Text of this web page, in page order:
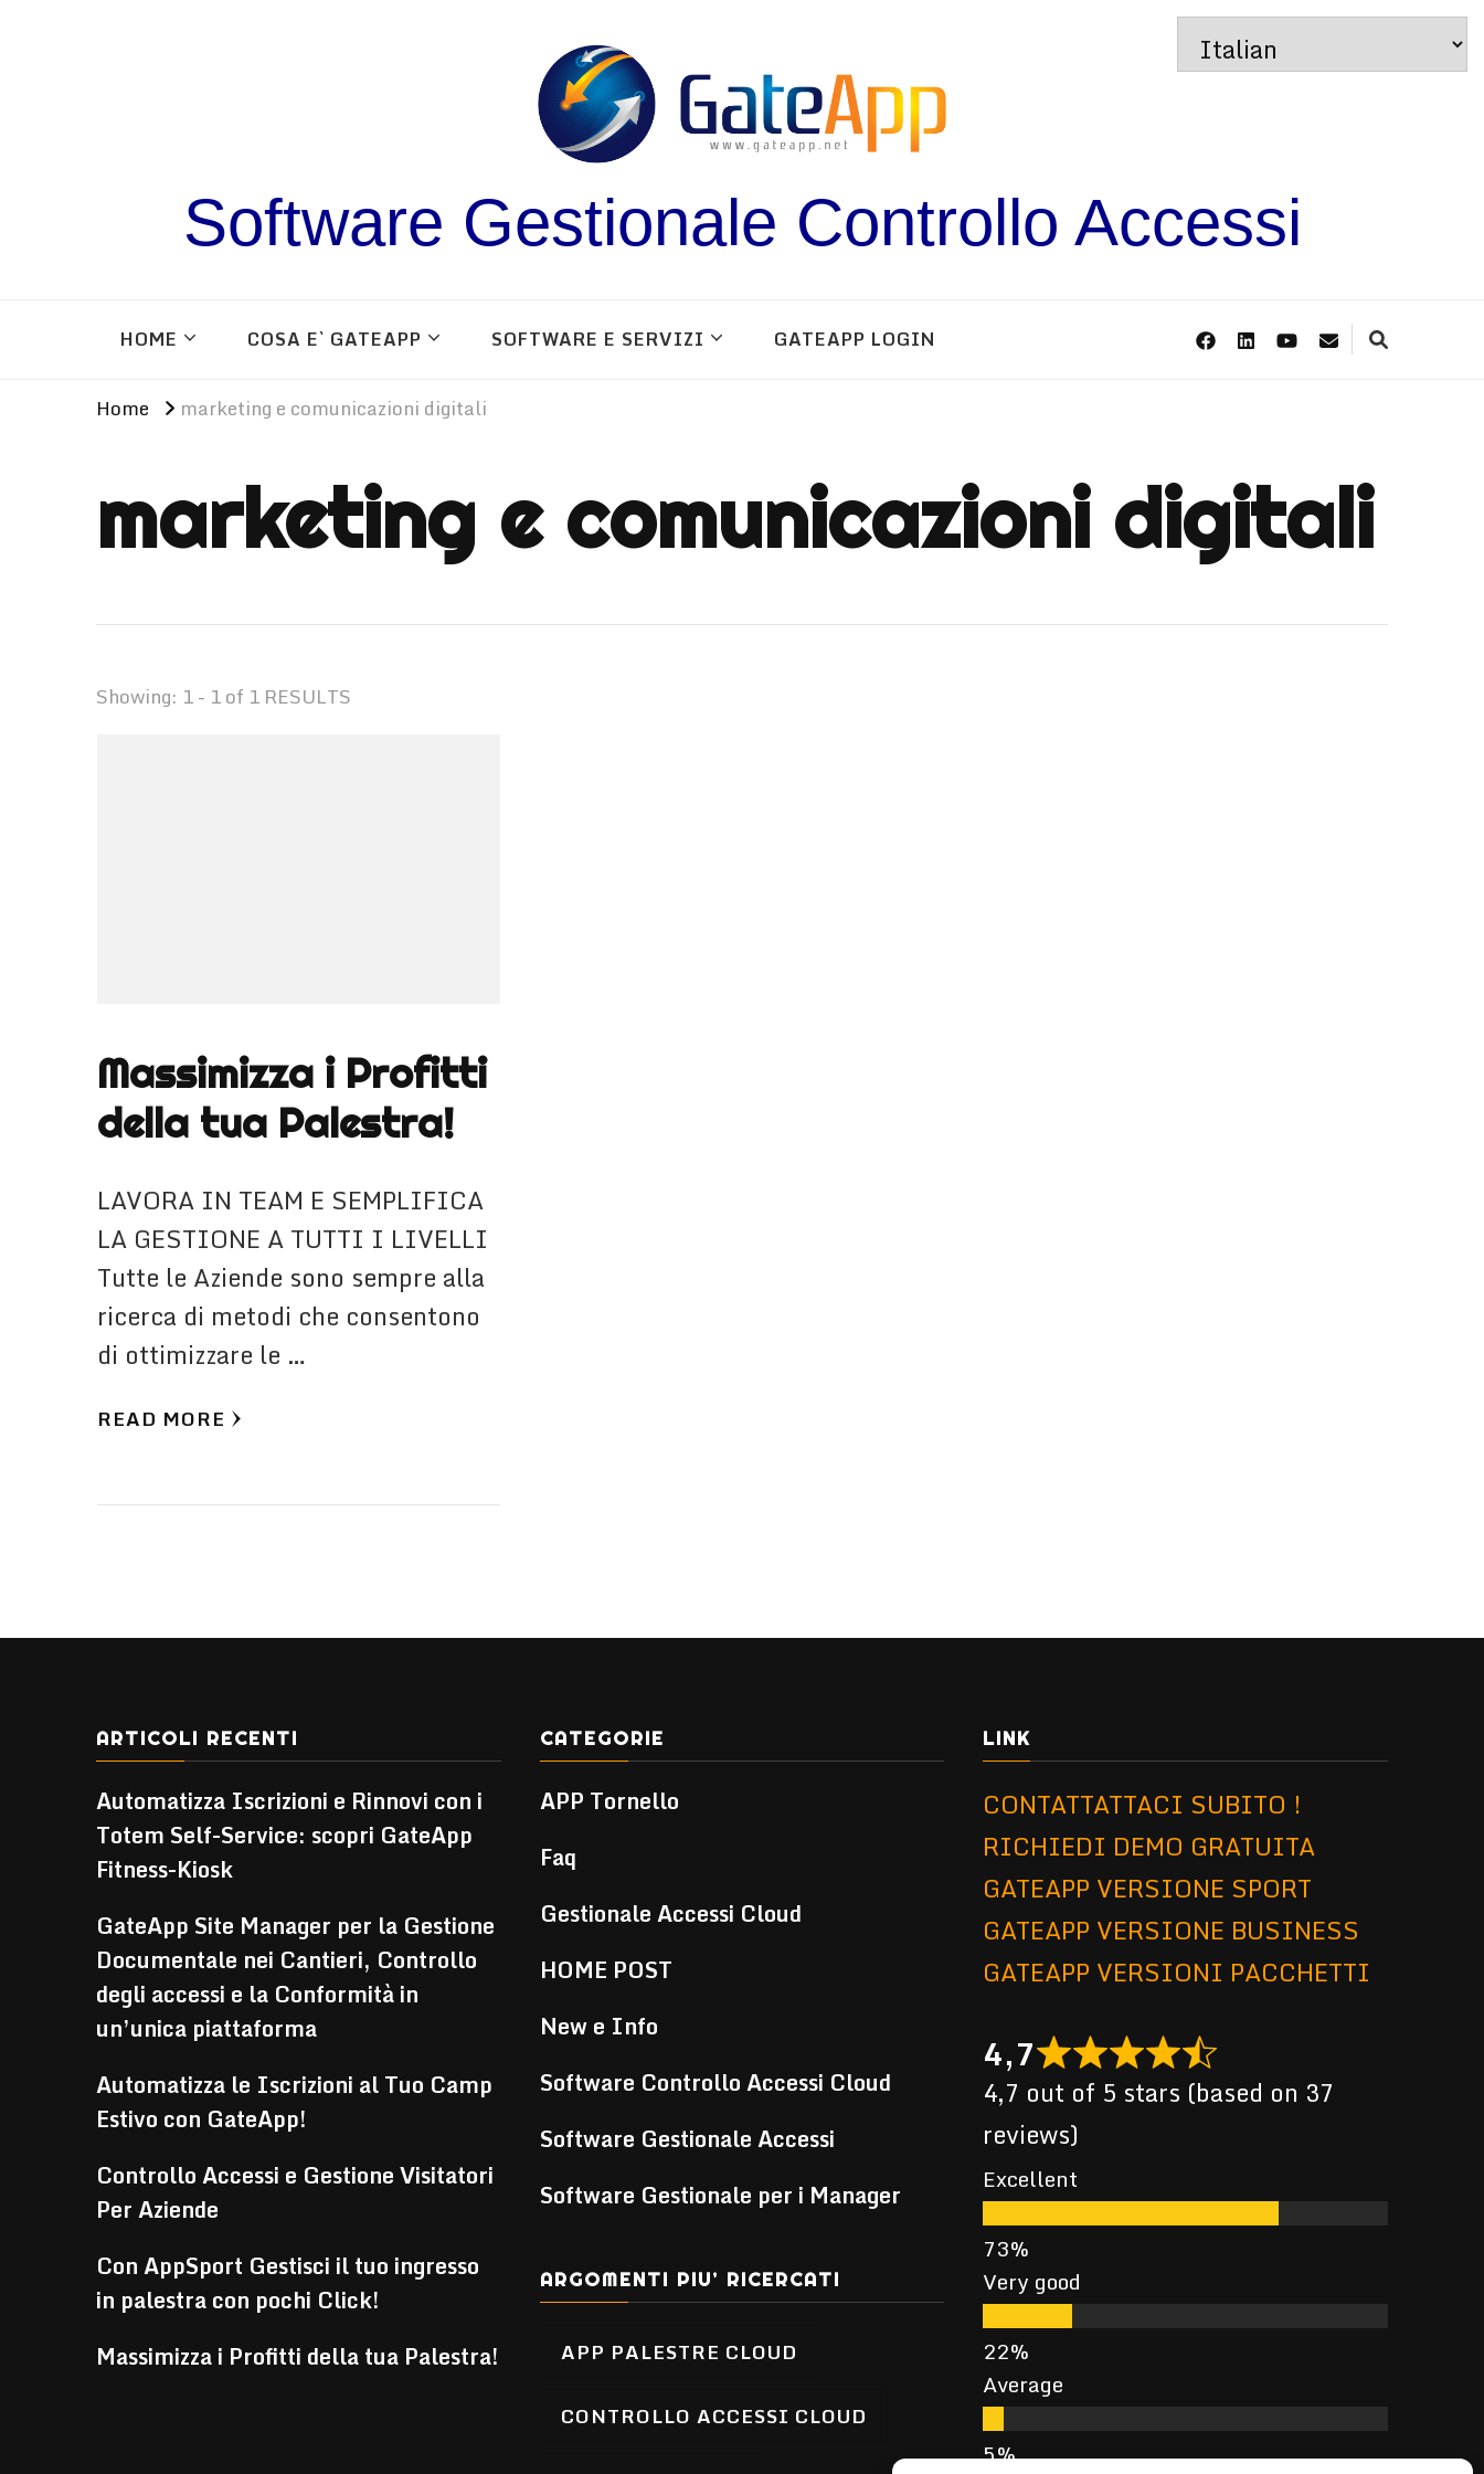
Software Gestionale Controllo Accessi
HOME COSA E` GATEAPP SOFTWARE E SERVIZI GATEAPP LOGIN
Home marketing e comunicazioni digitali
marketing e comunicazioni digitali
Showing: 1 - 1 of 1 RESULTS
Massimizza i Profitti
della tua Palestra!
LAVORA IN TEAM E SEMPLIFICA
LA GESTIONE A TUTTI I LIVELLI
Tutte le Aziende sono sempre alla
ricerca di metodi che consentono
di ottimizzare le …
READ MORE
ARTICOLI RECENTI
Automatizza Iscrizioni e Rinnovi con i
Totem Self-Service: scopri GateApp
Fitness-Kiosk
GateApp Site Manager per la Gestione
Documentale nei Cantieri, Controllo
degli accessi e la Conformità in
un’unica piattaforma
Automatizza le Iscrizioni al Tuo Camp
Estivo con GateApp!
Controllo Accessi e Gestione Visitatori
Per Aziende
Con AppSport Gestisci il tuo ingresso
in palestra con pochi Click!
Massimizza i Profitti della tua Palestra!
CATEGORIE
APP Tornello
Faq
Gestionale Accessi Cloud
HOME POST
New e Info
Software Controllo Accessi Cloud
Software Gestionale Accessi
Software Gestionale per i Manager
ARGOMENTI PIU’ RICERCATI
APP PALESTRE CLOUD
CONTROLLO ACCESSI CLOUD
LINK
CONTATTATTACI SUBITO !
RICHIEDI DEMO GRATUITA
GATEAPP VERSIONE SPORT
GATEAPP VERSIONE BUSINESS
GATEAPP VERSIONI PACCHETTI
4,7
4,7 out of 5 stars (based on 37
reviews)
Excellent
Very good
Average